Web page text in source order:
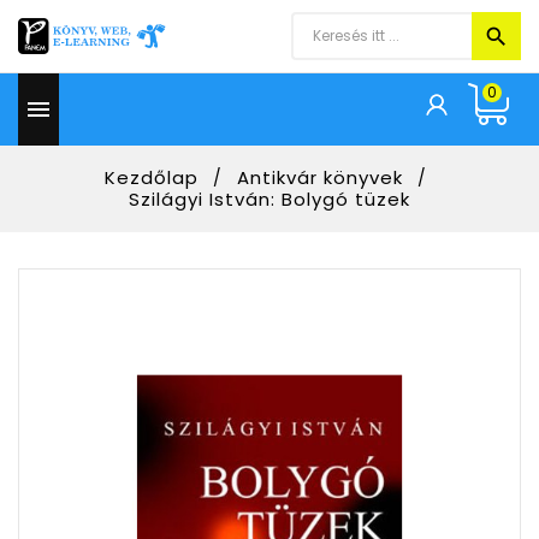

0
Kezdőlap
Antikvár könyvek
Szilágyi István: Bolygó tüzek